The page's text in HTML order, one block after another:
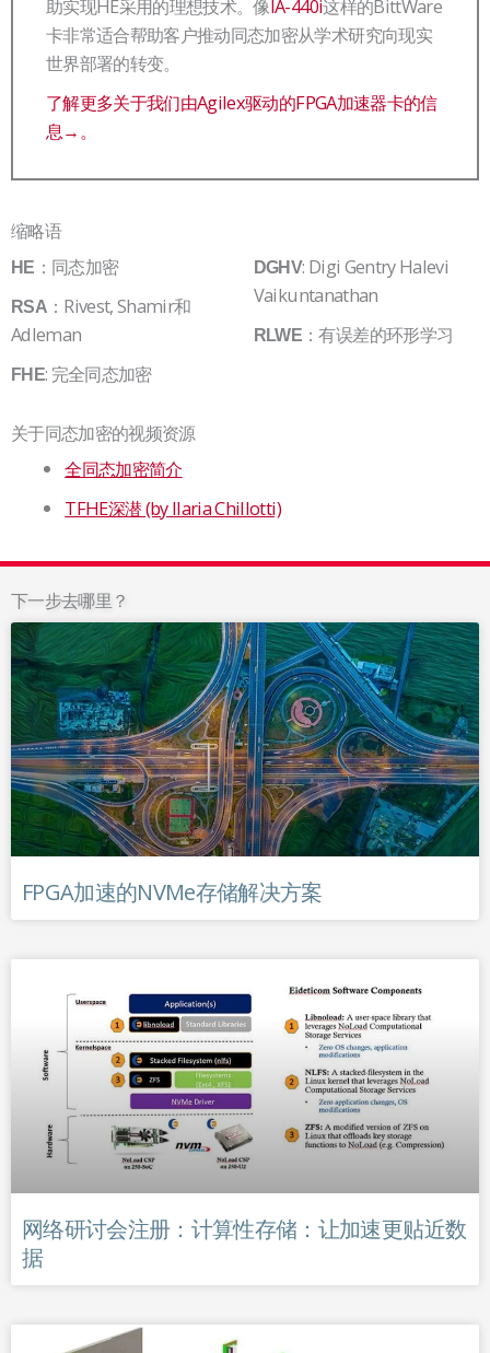
助实现HE采用的理想技术。像 IA-440i这样的BittWare
卡非常适合帮助客户推动同态加密从学术研究向现实
世界部署的转变。
了解更多关于我们由Agilex驱动的FPGA加速器卡的信
息→。
缩略语
HE ：同态加密
RSA ：Rivest, Shamir和
Adleman
FHE: 完全同态加密
DGHV: Digi Gentry Halevi
Vaikuntanathan
RLWE ：有误差的环形学习
关于同态加密的视频资源
全同态加密简介
TFHE深潜 (by Ilaria Chillotti)
下一步去哪里？
FPGA加速的NVMe存储解决方案
网络研讨会注册：计算性存储：让加速更贴近数
据